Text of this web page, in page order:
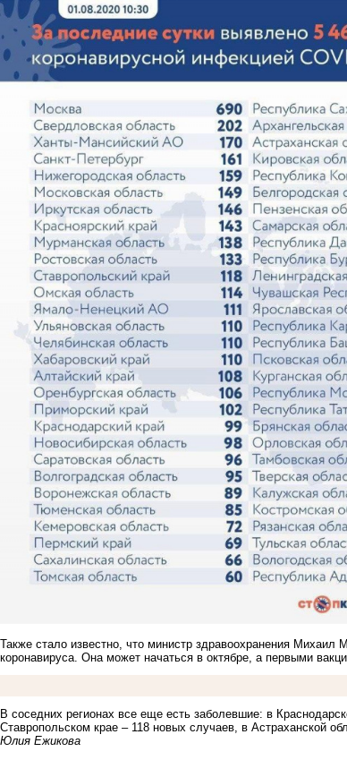
Также стало известно, что министр здравоохранения
коронавируса. Она может начаться в октябре, а первыми
В соседних регионах все еще есть заболевшие: в
Ставропольском крае – 118 новых случаев, в Астраханской
Юлия Ежикова